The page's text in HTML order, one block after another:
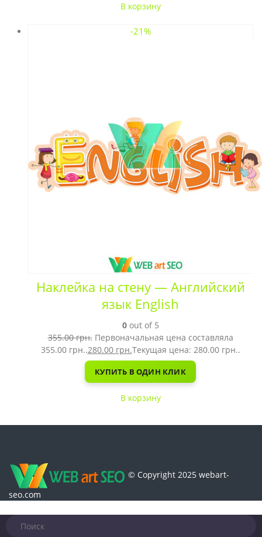
В корзину
-21%
Наклейка на стену — Английский
язык English
0out of 5
355.00грн. Первоначальная цена составляла
355.00 грн..280.00 грн.Текущая цена: 280.00 грн..
КУПИТЬ В ОДИН КЛИК
В корзину
© Copyright 2025 webart-
seo.com